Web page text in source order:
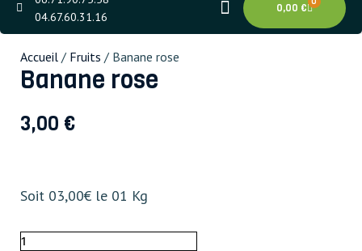
04.67.60.31.16
0,00 €Panier
Accueil / Fruits / Banane rose
Banane rose
3,00 €
Soit 03,00€ le 01 Kg
Prune